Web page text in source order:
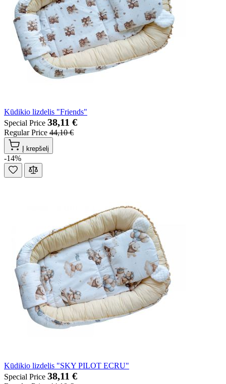
Kūdikio lizdelis "Friends"
Special Price 38,11 €
Regular Price 44,10 €
Į krepšelį
-14%
Kūdikio lizdelis "SKY PILOT ECRU"
Special Price 38,11 €